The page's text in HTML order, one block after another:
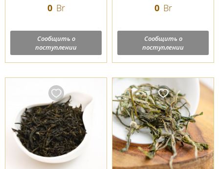
0 Br
Сообщить о
поступлении
0 Br
Сообщить о
поступлении